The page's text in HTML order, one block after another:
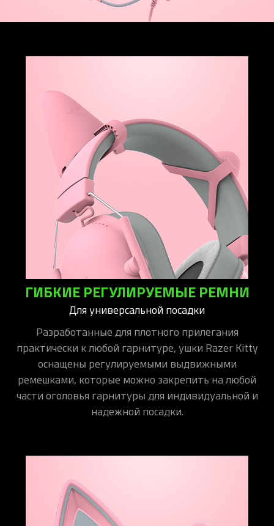
ГИБКИЕ РЕГУЛИРУЕМЫЕ РЕМНИ
Для универсальной посадки
Разработанные для плотного прилегания
практически к любой гарнитуре, ушки Razer Kitty
оснащены регулируемыми выдвижными
ремешками, которые можно закрепить на любой
части оголовья гарнитуры для индивидуальной и
надежной посадки.